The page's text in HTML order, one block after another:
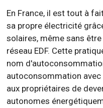
En France, il est tout à
sa propre électricité
solaires, même sans
réseau EDF. Cette
nom
autoconsommation
aux propriétaires de
autonomes